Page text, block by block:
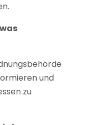
und
zu